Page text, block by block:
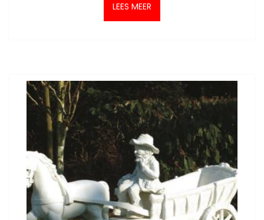
LEES MEER